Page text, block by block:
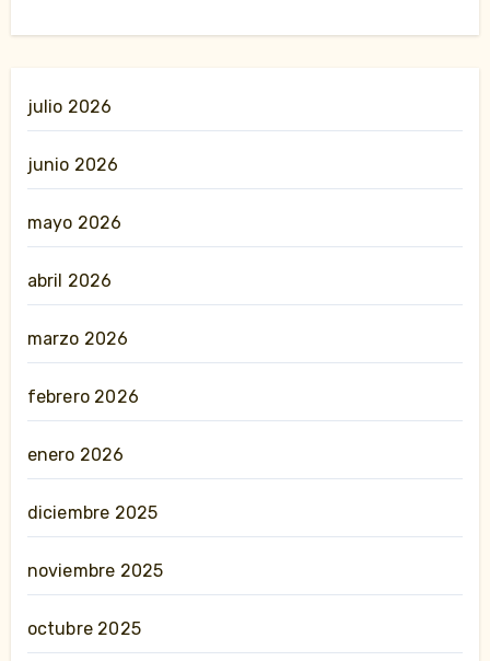
julio 2026
junio 2026
mayo 2026
abril 2026
marzo 2026
febrero 2026
enero 2026
diciembre 2025
noviembre 2025
octubre 2025